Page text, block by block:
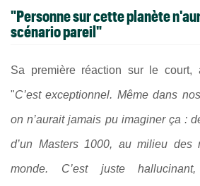
"Personne sur cette planète
scénario pareil"
Sa première réaction sur le
"C’est exceptionnel. Même dans
on n’aurait jamais pu imaginer ça :
d’un Masters 1000, au milieu des
monde. C’est juste